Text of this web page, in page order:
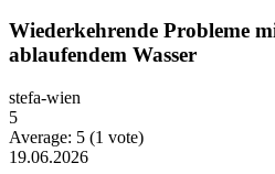
Wiederkehrende Probleme
ablaufendem Wasser
stefa-wien
5
Average: 5 (1 vote)
19.06.2026